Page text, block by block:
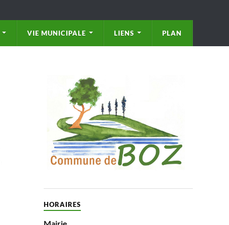
VIE MUNICIPALE LIENS PLAN
HORAIRES